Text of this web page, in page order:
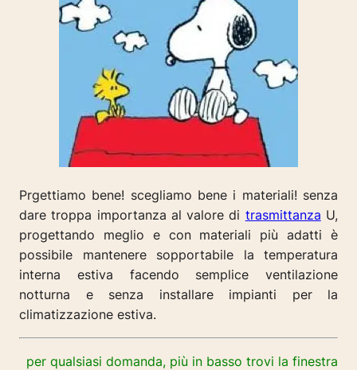
Prgettiamo bene! scegliamo bene i materiali! senza
dare troppa importanza al valore di trasmittanza U,
progettando meglio e con materiali più adatti è
possibile mantenere sopportabile la temperatura
interna estiva facendo semplice ventilazione
notturna e senza installare impianti per la
climatizzazione estiva.
per qualsiasi domanda, più in basso trovi la finestra